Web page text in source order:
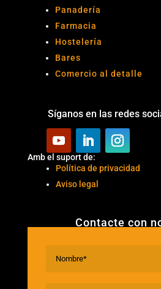
Panadería
Farmacia
Hostelería
Bares
Comercio al detalle
Síganos en las redes
Política de privacidad
Aviso legal
Amb el suport de:
Contacte con